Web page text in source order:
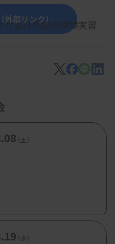
び同定の鏡検実習
のみ会員・非会員
部リンク）
（土）
（水）